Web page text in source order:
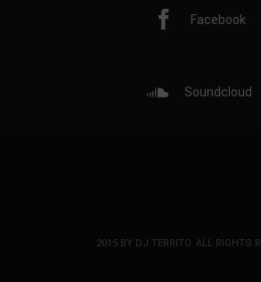
Facebook
Soundcloud
2015 BY DJ TERRITO. ALL RIGHTS